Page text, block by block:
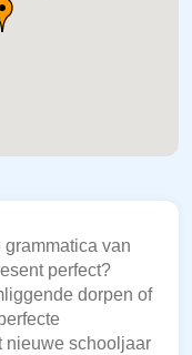
van
perfect?
dorpen of
nieuwe schooljaar